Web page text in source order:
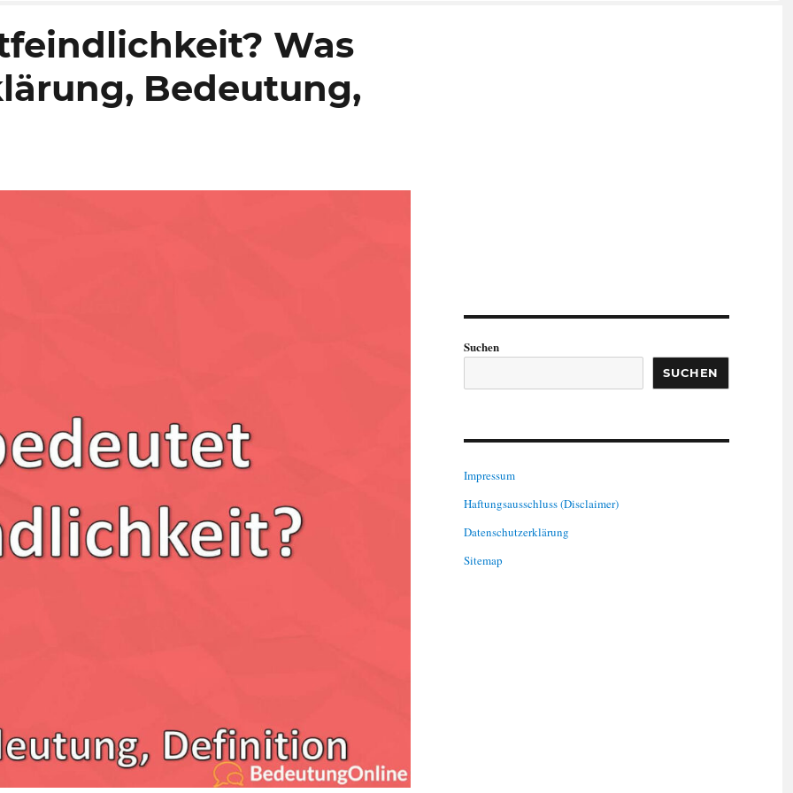
Was
Bedeutung,
Suchen
SUCHEN
Impressum
Haftungsausschluss (Disclaimer)
Datenschutzerklärung
Sitemap